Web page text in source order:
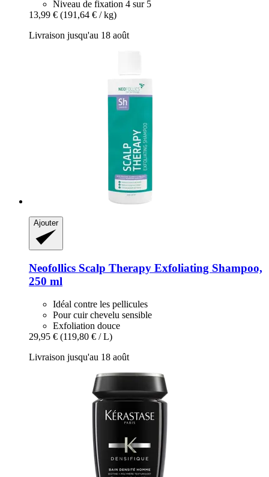
Niveau de fixation 4 sur 5
13,99 € (191,64 € / kg)
Livraison jusqu'au 18 août
Ajouter
Neofollics Scalp Therapy Exfoliating Shampoo,
250 ml
Idéal contre les pellicules
Pour cuir chevelu sensible
Exfoliation douce
29,95 € (119,80 € / L)
Livraison jusqu'au 18 août